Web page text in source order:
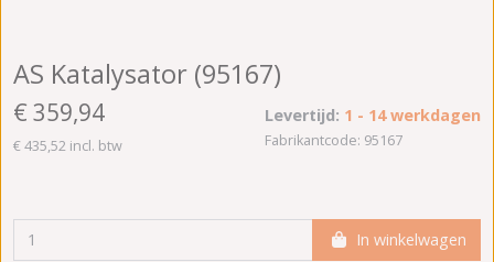
AS Katalysator (95167)
€ 359,94
€ 435,52 incl. btw
Levertijd: 1 - 14 werkdagen
Fabrikantcode: 95167
In winkelwagen